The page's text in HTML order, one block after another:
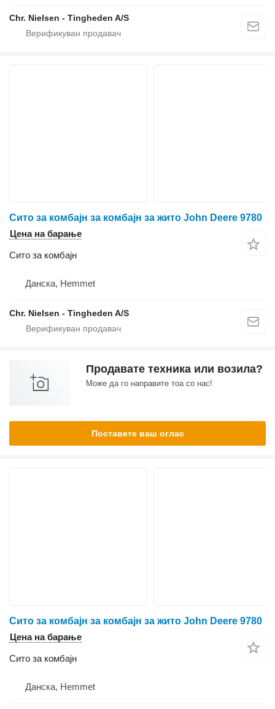
Chr. Nielsen - Tingheden A/S
Сито за комбајн за комбајн за жито John Deere 9780
Цена на барање
Сито за комбајн
Данска, Hemmet
Chr. Nielsen - Tingheden A/S
Продавате техника или возила?
Може да го направите тоа со нас!
Поставете ваш оглас
Сито за комбајн за комбајн за жито John Deere 9780
Цена на барање
Сито за комбајн
Данска, Hemmet